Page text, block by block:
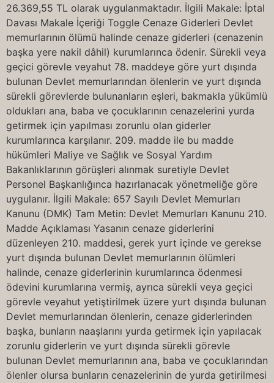
26.369,55 TL olarak uygulanmaktadır. İlgili Makale: İptal
Davası Makale İçeriği Toggle Cenaze Giderleri Devlet
memurlarının ölümü halinde cenaze giderleri (cenazenin
başka yere nakil dâhil) kurumlarınca ödenir. Sürekli veya
geçici görevle veyahut 78. maddeye göre yurt dışında
bulunan Devlet memurlarından ölenlerin ve yurt dışında
sürekli görevlerde bulunanların eşleri, bakmakla yükümlü
oldukları ana, baba ve çocuklarının cenazelerini yurda
getirmek için yapılması zorunlu olan giderler
kurumlarınca karşılanır. 209. madde ile bu madde
hükümleri Maliye ve Sağlık ve Sosyal Yardım
Bakanlıklarının görüşleri alınmak suretiyle Devlet
Personel Başkanlığınca hazırlanacak yönetmeliğe göre
uygulanır. İlgili Makale: 657 Sayılı Devlet Memurları
Kanunu (DMK) Tam Metin: Devlet Memurları Kanunu 210.
Madde Açıklaması Yasanın cenaze giderlerini
düzenleyen 210. maddesi, gerek yurt içinde ve gerekse
yurt dışında bulunan Devlet memurlarının ölümleri
halinde, cenaze giderlerinin kurumlarınca ödenmesi
ödevini kurumlarına vermiş, ayrıca sürekli veya geçici
görevle veyahut yetiştirilmek üzere yurt dışında bulunan
Devlet memurlarından ölenlerin, cenaze giderlerinden
başka, bunların naaşlarını yurda getirmek için yapılacak
zorunlu giderlerin ve yurt dışında sürekli görevle
bulunan Devlet memurlarının ana, baba ve çocuklarından
ölenler olursa bunların cenazelerinin de yurda getirilmesi